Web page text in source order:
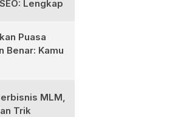
Lengkap
Puasa
Benar: Kamu
MLM,
Trik